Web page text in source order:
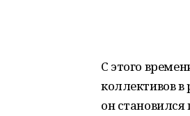
С этого
коллективов в
он